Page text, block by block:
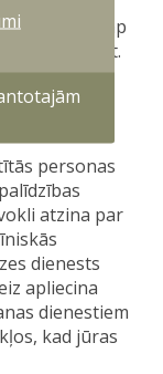
darbus un ap
Plkst.
ledus
drošu
04.45.
personas
atzina par
dienests
apliecina
dienestiem
kad jūras